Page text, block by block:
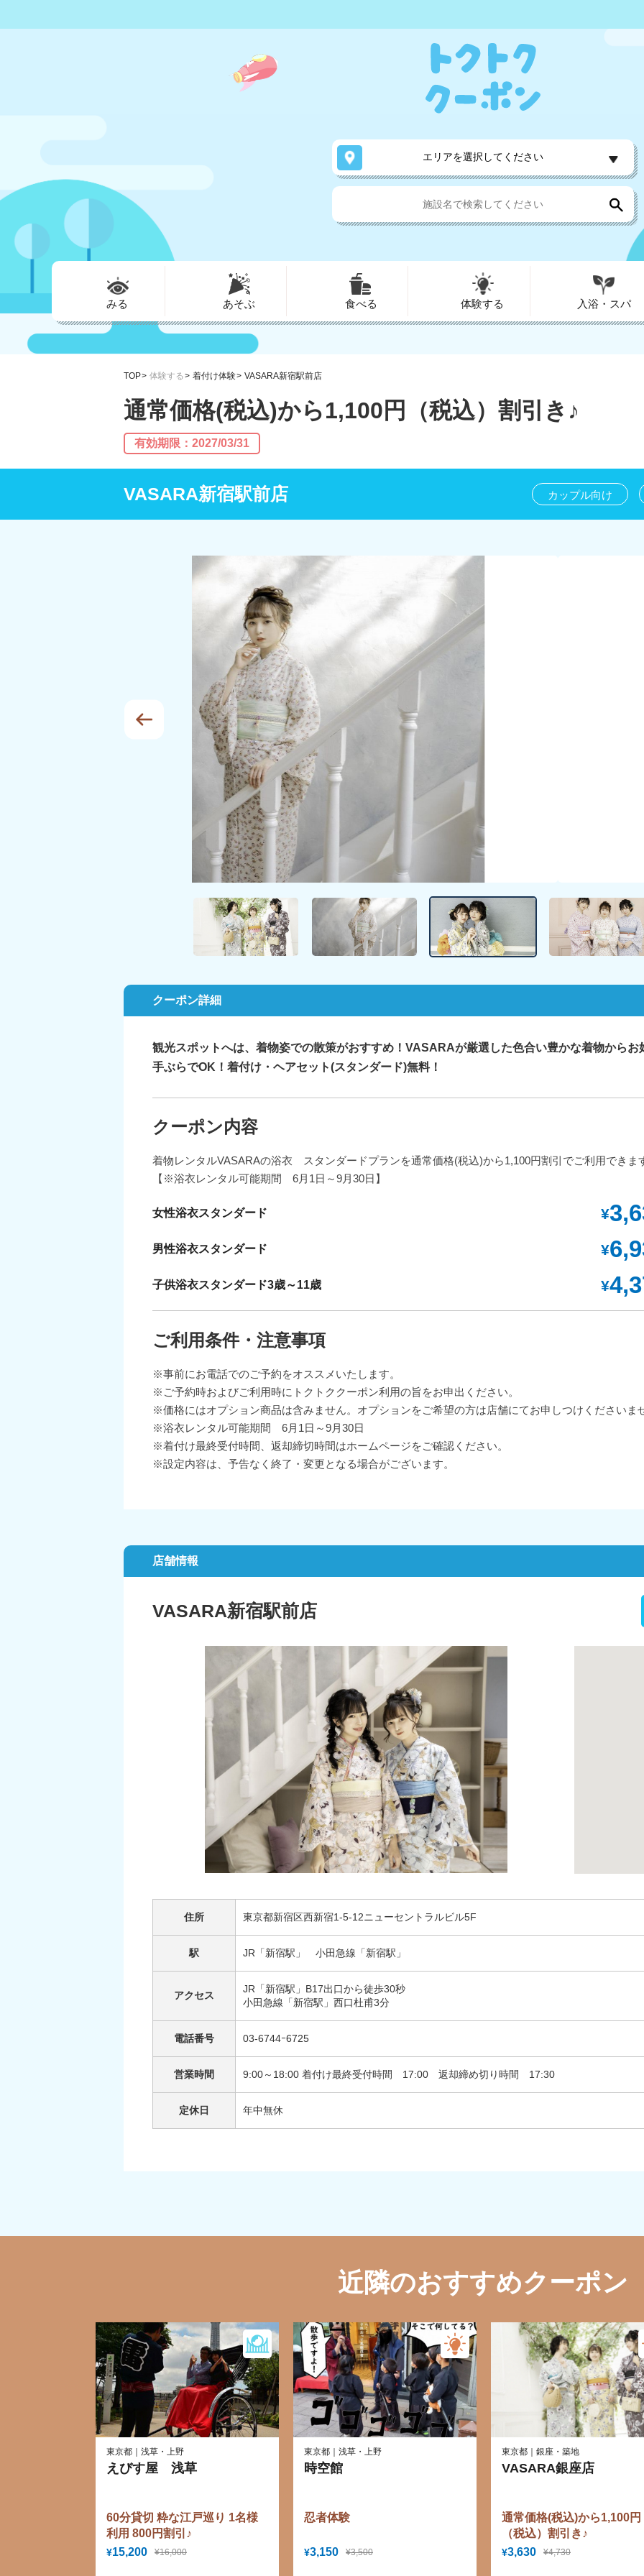
エリアを選択してください
みる あそぶ 食べる 体験する 入浴・スパ
TOP 体験する 着付け体験 VASARA新宿駅前店
通常価格(税込)から1,100円（税込）割引き♪
有効期限：2027/03/31
VASARA新宿駅前店 カップル向け
クーポン詳細
観光スポットへは、着物姿での散策がおすすめ！VASARAが厳選した色合い豊かな着物から
手ぶらでOK！着付け・ヘアセット(スタンダード)無料！
クーポン内容
着物レンタルVASARAの浴衣 スタンダードプランを通常価格(税込)から1,100円割引でご利用できま
【※浴衣レンタル可能期間 6月1日～9月30日】
女性浴衣スタンダード ¥
男性浴衣スタンダード ¥
子供浴衣スタンダード3歳～11歳 ¥
ご利用条件・注意事項
※事前にお電話でのご予約をオススメいたします。
※ご予約時およびご利用時にトクトククーポン利用の旨をお申出ください。
※価格にはオプション商品は含みません。オプションをご希望の方は店舗にてお申しつけくださいま
※浴衣レンタル可能期間 6月1日～9月30日
※着付け最終受付時間、返却締切時間はホームページをご確認ください。
※設定内容は、予告なく終了・変更となる場合がございます。
店舗情報
VASARA新宿駅前店
住所 東京都新宿区西新宿1-5-12ニューセントラルビル5F
駅 JR「新宿駅」 小田急線「新宿駅」
アクセス
JR「新宿駅」B17出口から徒歩30秒
小田急線「新宿駅」西口杜甫3分
電話番号 03-6744ｰ6725
営業時間 9:00～18:00 着付け最終受付時間 17:00 返却締め切り時間 17:30
定休日 年中無休
近隣のおすすめクーポン
東京都｜浅草・上野
えびす屋 浅草
60分貸切 粋な江戸巡り 1名様
利用 800円割引♪
¥15,200 ¥16,000
東京都｜浅草・上野
時空館
忍者体験
¥3,150 ¥3,500
東京都｜銀座・築地
VASARA銀座店
通常価格(税込)から1,100円
（税込）割引き♪
¥3,630 ¥4,730